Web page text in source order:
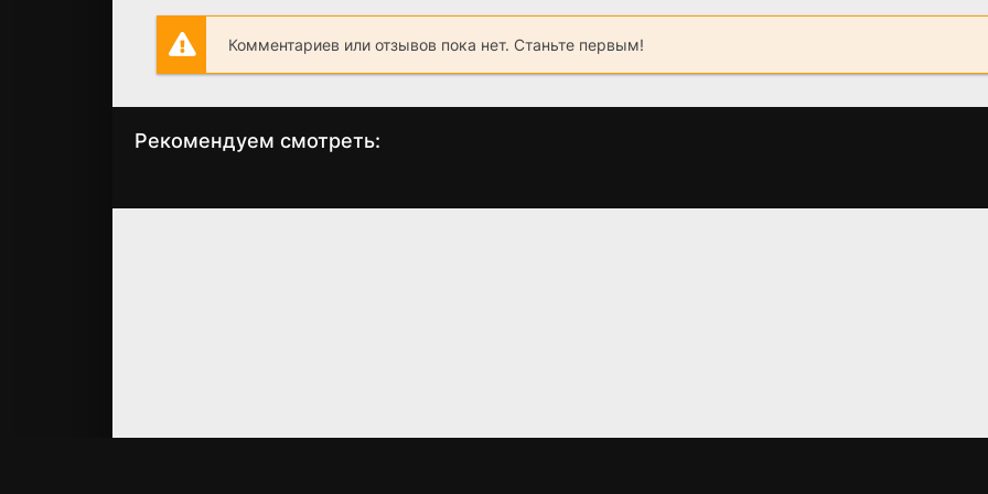
Комментариев или отзывов пока нет. Станьте первым!
Рекомендуем смотреть: